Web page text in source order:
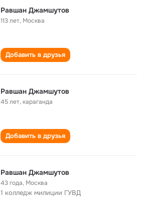
Равшан Джамшутов
113 лет, Москва
Добавить в друзья
Равшан Джамшутов
45 лет,караганда
Добавить в друзья
Равшан Джамшутов
43 года, Москва
1 колледж милиции ГУВД